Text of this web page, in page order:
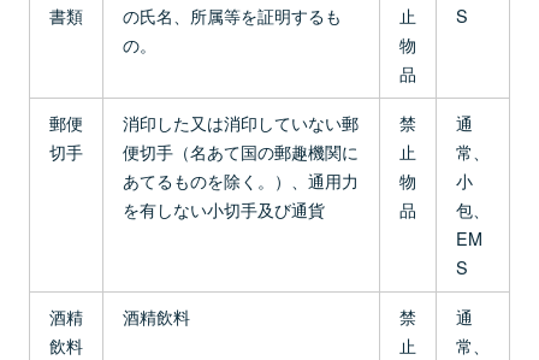
書類
の氏名、所属等を証明するも
の。
止
物
品
S
郵便
切手
消印した又は消印していない郵
便切手（名あて国の郵趣機関に
あてるものを除く。）、通用力
を有しない小切手及び通貨
禁
止
物
品
通
常、
小
包、
EM
S
酒精
飲料
酒精飲料
禁
止
通
常、